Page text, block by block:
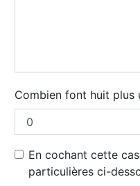
Combien font huit plus
En cochant cette
particulières ci-